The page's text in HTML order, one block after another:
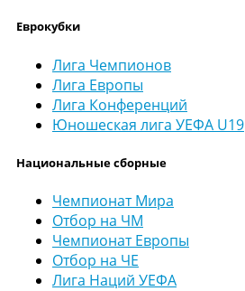
Еврокубки
Лига Чемпионов
Лига Европы
Лига Конференций
Юношеская лига УЕФА U19
Национальные сборные
Чемпионат Мира
Отбор на ЧМ
Чемпионат Европы
Отбор на ЧЕ
Лига Наций УЕФА